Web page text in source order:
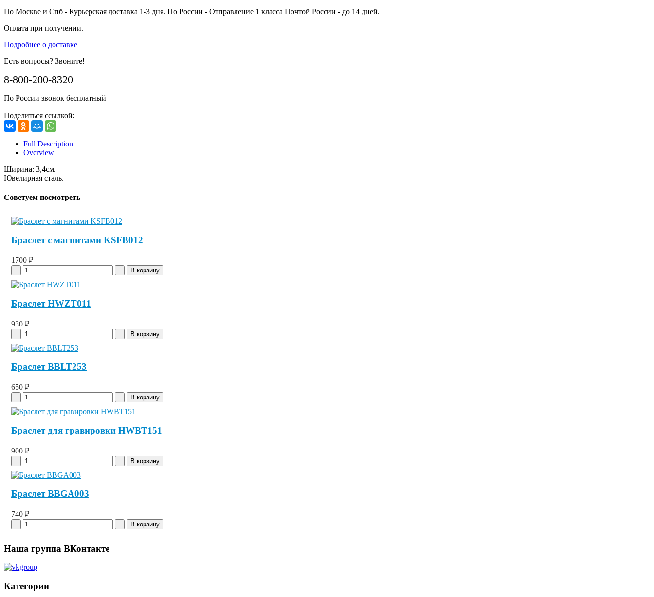
По Москве и Спб - Курьерская доставка 1-3 дня. По России - Отправление 1 класса Почтой России - до 14 дней.
Оплата при получении.
Подробнее о доставке
Есть вопросы? Звоните!
8-800-200-8320
По России звонок бесплатный
Поделиться ссылкой:
Full Description
Overview
Ширина: 3,4см.
Ювелирная сталь.
Советуем посмотреть
Браслет с магнитами KSFB012
1700 ₽
Браслет HWZT011
930 ₽
Браслет BBLT253
650 ₽
Браслет для гравировки HWBT151
900 ₽
Браслет BBGA003
740 ₽
Наша группа ВКонтакте
Категории